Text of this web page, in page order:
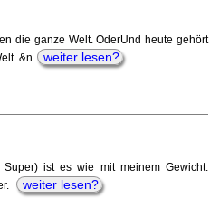
die ganze Welt. OderUnd heute gehört
&n
weiter lesen?
ist es wie mit meinem Gewicht.
weiter lesen?